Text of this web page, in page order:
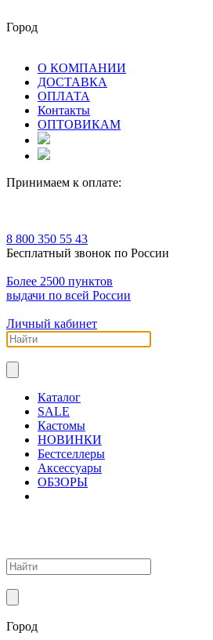
Город
О КОМПАНИИ
ДОСТАВКА
ОПЛАТА
Контакты
ОПТОВИКАМ
Принимаем к оплате:
8 800 350 55 43
Бесплатный звонок по России
Более 2500 пунктов
выдачи по всей России
Личный кабинет
Каталог
SALE
Кастомы
НОВИНКИ
Бестселлеры
Аксессуары
ОБЗОРЫ
Город